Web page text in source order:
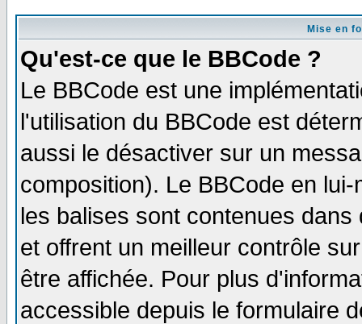
Mise en
Qu'est-ce que le BBCode ?
Le BBCode est une
l'utilisation du BBCode est
aussi le désactiver sur un
composition). Le BBCode en
les balises sont contenues
et offrent un meilleur contrôle
être affichée. Pour plus
accessible depuis le formulaire